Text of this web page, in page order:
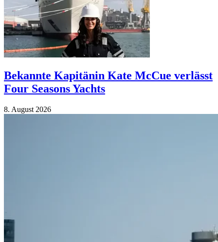
Bekannte Kapitänin Kate McCue verlässt
Four Seasons Yachts
8. August 2026